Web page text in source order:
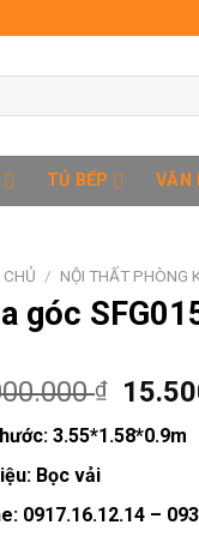
TỦ BẾP VĂN
/ NỘI THẤT PHÒNG
góc
₫
Giá
gốc
là:
3.55*1.58*0.9m
Bọc vải
0917.16.12.14 –